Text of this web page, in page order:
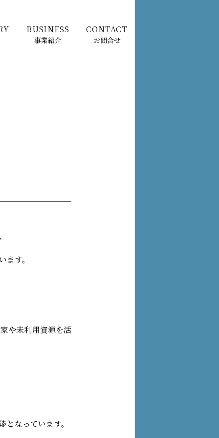
BUSINESS
事業紹介
CONTACT
お問合せ
す。
や未利用資源を活
なっています。